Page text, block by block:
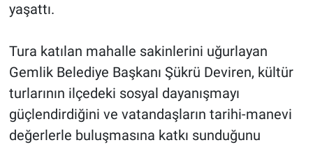
yaşattı.
Tura katılan mahalle sakinlerini uğurlayan
Gemlik Belediye Başkanı Şükrü Deviren, kültür
turlarının ilçedeki sosyal dayanışmayı
güçlendirdiğini ve vatandaşların tarihi-manevi
değerlerle buluşmasına katkı sunduğunu